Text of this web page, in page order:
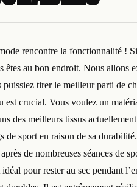
rencontre la fonctionnalité !
au bon endroit. Nous allons
tirer le meilleur parti de
est crucial. Vous voulez un
des meilleurs tissus
sport en raison de sa
de nombreuses séances de
pour rester au sec pendant